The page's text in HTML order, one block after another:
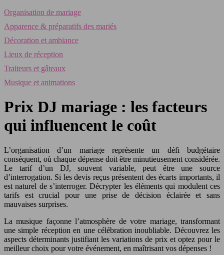
Organisation de mariage
Apparence & préparatifs des mariés
Décoration et ambiance
Lieux de réception
Traiteurs et gâteaux
Musique et animations
Prix DJ mariage : les facteurs
qui influencent le coût
L’organisation d’un mariage représente un défi budgétaire
conséquent, où chaque dépense doit être minutieusement considérée.
Le tarif d’un DJ, souvent variable, peut être une source
d’interrogation. Si les devis reçus présentent des écarts importants, il
est naturel de s’interroger. Décrypter les éléments qui modulent ces
tarifs est crucial pour une prise de décision éclairée et sans
mauvaises surprises.
La musique façonne l’atmosphère de votre mariage, transformant
une simple réception en une célébration inoubliable. Découvrez les
aspects déterminants justifiant les variations de prix et optez pour le
meilleur choix pour votre événement, en maîtrisant vos dépenses !